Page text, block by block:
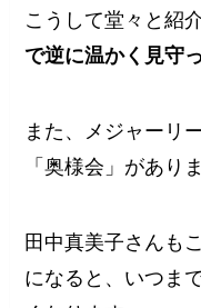
こうして堂々と紹
で逆に温かく見守
また、メジャーリ
「奥様会」があり
田中真美子さんも
になると、いつま